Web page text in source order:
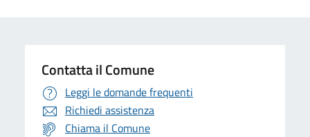
Contatta il Comune
Leggi le domande frequenti
Richiedi assistenza
Chiama il Comune